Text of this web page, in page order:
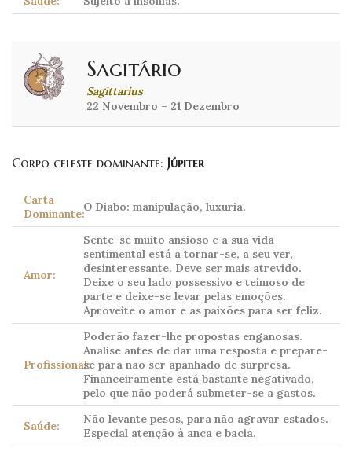
Sagitário
Sagittarius
22 Novembro – 21 Dezembro
Corpo celeste dominante: Júpiter
Carta
Dominante:O Diabo: manipulação, luxuria.
Amor:
Sente-se muito ansioso e a sua vida
sentimental está a tornar-se, a seu ver,
desinteressante. Deve ser mais atrevido.
Deixe o seu lado possessivo e teimoso de
parte e deixe-se levar pelas emoções.
Aproveite o amor e as paixões para ser feliz.
Profissional:
Poderão fazer-lhe propostas enganosas.
Analise antes de dar uma resposta e prepare-
se para não ser apanhado de surpresa.
Financeiramente está bastante negativado,
pelo que não poderá submeter-se a gastos.
Saúde:
Não levante pesos, para não agravar estados.
Especial atenção à anca e bacia.